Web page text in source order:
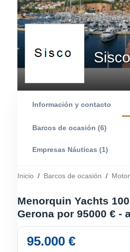
Sisco
Información y contacto
Barcos de ocasión (6)
Empresas Náuticas (1)
Inicio / Barcos de ocasión / Motor
Menorquin Yachts
Gerona por 95000 € -
95.000 €